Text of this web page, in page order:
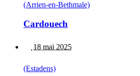
(Arrien-en-Bethmale)
Cardouech
18 mai 2025
(Estadens)